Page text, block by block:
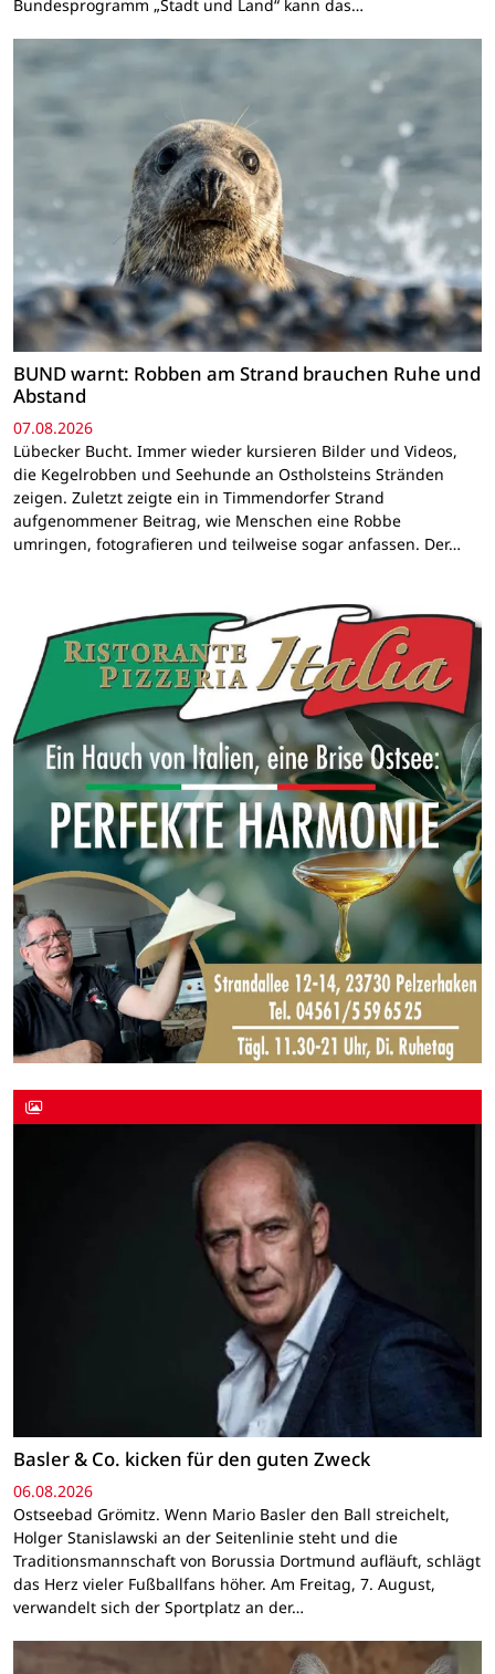
Bundesprogramm „Stadt und Land“ kann das…
BUND warnt: Robben am Strand brauchen Ruhe und
Abstand
07.08.2026
Lübecker Bucht. Immer wieder kursieren Bilder und Videos,
die Kegelrobben und Seehunde an Ostholsteins Stränden
zeigen. Zuletzt zeigte ein in Timmendorfer Strand
aufgenommener Beitrag, wie Menschen eine Robbe
umringen, fotografieren und teilweise sogar anfassen. Der…
Basler & Co. kicken für den guten Zweck
06.08.2026
Ostseebad Grömitz. Wenn Mario Basler den Ball streichelt,
Holger Stanislawski an der Seitenlinie steht und die
Traditionsmannschaft von Borussia Dortmund aufläuft, schlägt
das Herz vieler Fußballfans höher. Am Freitag, 7. August,
verwandelt sich der Sportplatz an der…